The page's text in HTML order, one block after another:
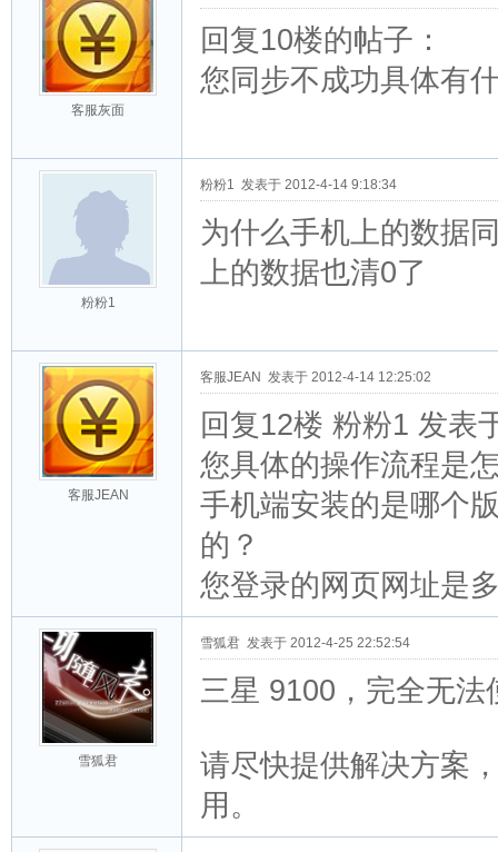
客服灰面
回复10楼的帖子：
您同步不成功具体有
粉粉1
粉粉1 发表于 2012-4-14 9:18:34
为什么手机上的数据
上的数据也清0了
客服JEAN
客服JEAN 发表于 2012-4-14 12:25:02
回复12楼 粉粉1 发表
您具体的操作流程是
手机端安装的是哪个
的？
您登录的网页网址是
雪狐君
雪狐君 发表于 2012-4-25 22:52:54
三星 9100，完全无
请尽快提供解决方案
用。